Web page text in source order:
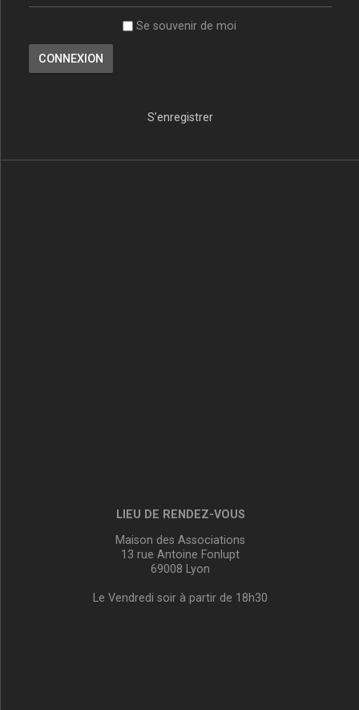
Se souvenir de moi
S’enregistrer
LIEU DE RENDEZ-VOUS
Maison des Associations
13 rue Antoine Fonlupt
69008 Lyon
Le Vendredi soir à partir de 18h30